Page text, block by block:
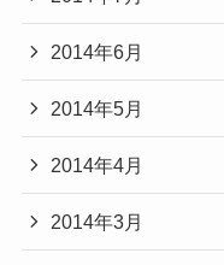
2014年6月
2014年5月
2014年4月
2014年3月